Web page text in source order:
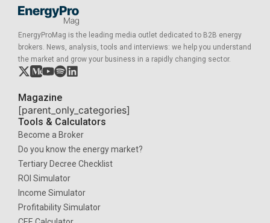
EnergyProMag is the leading media outlet dedicated to B2B energy
brokers. News, analysis, tools and interviews: we help you understand
the market and grow your business in a rapidly changing sector.
Magazine
[parent_only_categories]
Tools & Calculators
Become a Broker
Do you know the energy market?
Tertiary Decree Checklist
ROI Simulator
Income Simulator
Profitability Simulator